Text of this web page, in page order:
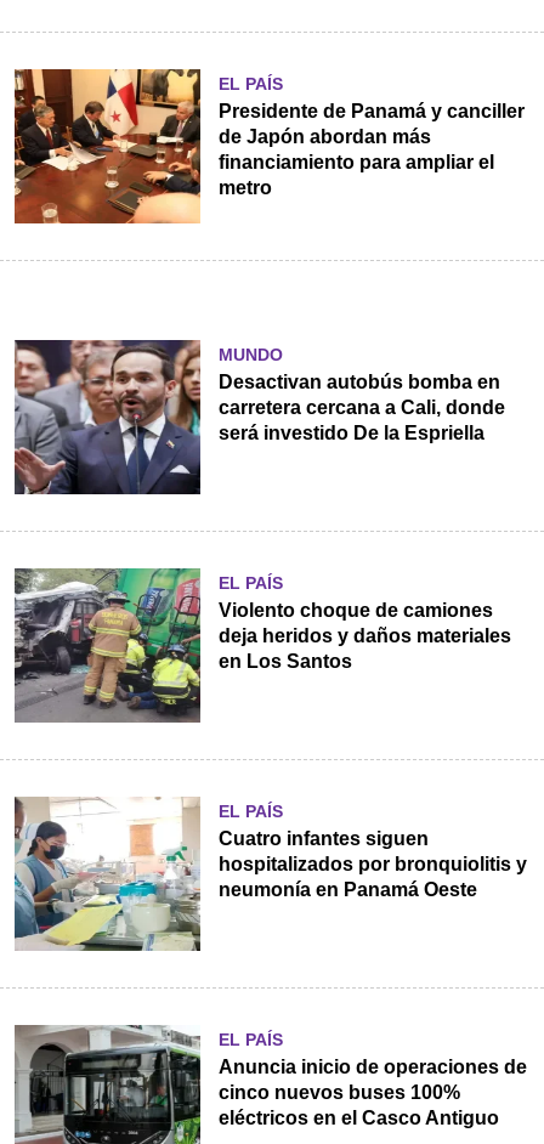
EL PAÍS
Presidente de Panamá y canciller
de Japón abordan más
financiamiento para ampliar el
metro
MUNDO
Desactivan autobús bomba en
carretera cercana a Cali, donde
será investido De la Espriella
EL PAÍS
Violento choque de camiones
deja heridos y daños materiales
en Los Santos
EL PAÍS
Cuatro infantes siguen
hospitalizados por bronquiolitis y
neumonía en Panamá Oeste
EL PAÍS
Anuncia inicio de operaciones de
cinco nuevos buses 100%
eléctricos en el Casco Antiguo